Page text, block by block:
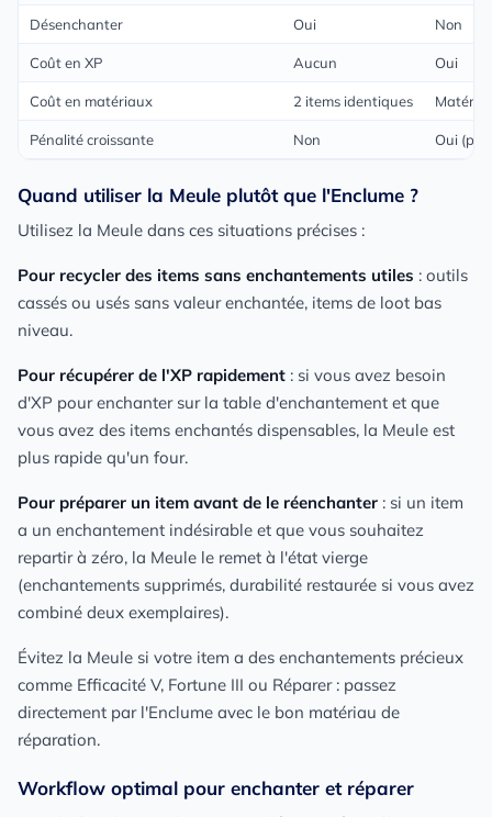
Désenchanter Oui Non
Coût en XP Aucun Oui
Coût en matériaux 2 items identiques
Pénalité croissante Non Oui
Quand utiliser la Meule plutôt que l'Enclume ?
Utilisez la Meule dans ces situations précises :
Pour recycler des items sans enchantements utiles : outils
cassés ou usés sans valeur enchantée, items de loot bas
niveau.
Pour récupérer de l'XP rapidement : si vous avez besoin
d'XP pour enchanter sur la table d'enchantement et que
vous avez des items enchantés dispensables, la Meule est
plus rapide qu'un four.
Pour préparer un item avant de le réenchanter : si un item
a un enchantement indésirable et que vous souhaitez
repartir à zéro, la Meule le remet à l'état vierge
(enchantements supprimés, durabilité restaurée si vous avez
combiné deux exemplaires).
Évitez la Meule si votre item a des enchantements précieux
comme Efficacité V, Fortune III ou Réparer : passez
directement par l'Enclume avec le bon matériau de
réparation.
Workflow optimal pour enchanter et réparer